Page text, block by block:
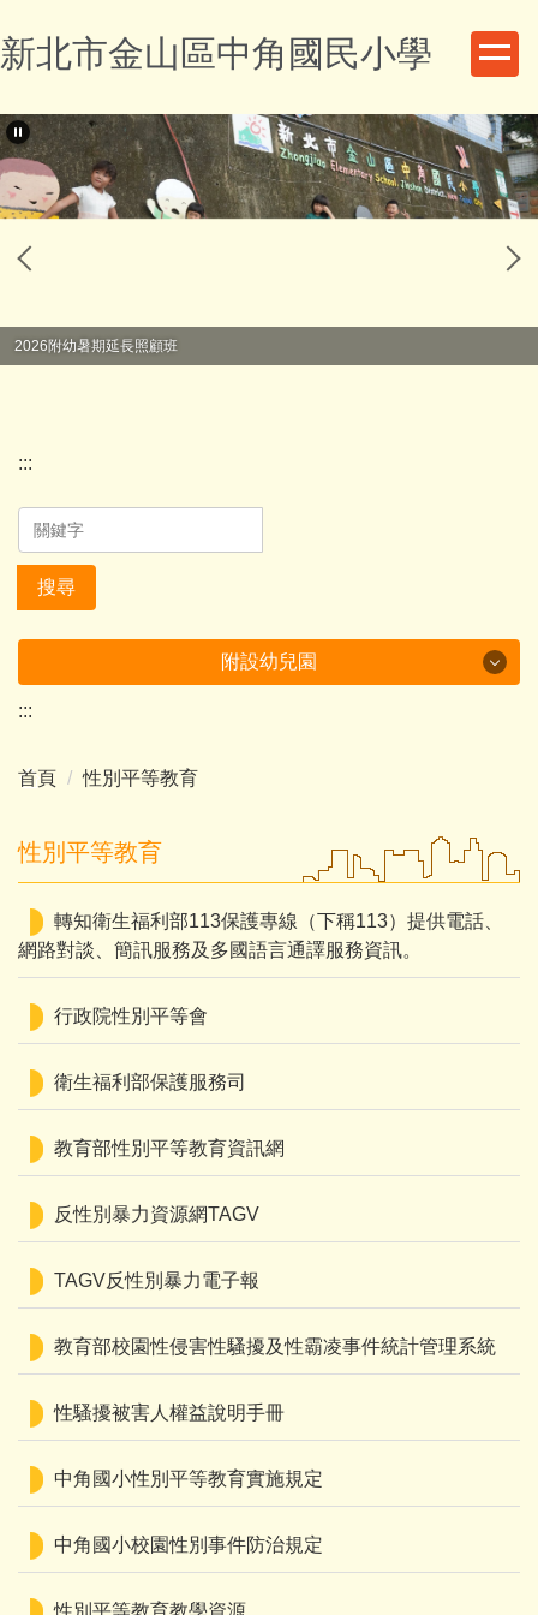
到
主
內
容
區
新北市金山區中角國民小學
2026附幼暑期延長照顧班
:::
搜尋
附設幼兒園
行政及成果
課程計畫
環境教育成果
家庭教育成果
校園食材登錄平臺
線上學習專區
檔案下載
附設幼兒園活動Facebook連結
:::
首頁 性別平等教育
性別平等教育
轉知衛生福利部113保護專線（下稱113）提供電話、
網路對談、簡訊服務及多國語言通譯服務資訊。
行政院性別平等會
衛生福利部保護服務司
教育部性別平等教育資訊網
反性別暴力資源網TAGV
TAGV反性別暴力電子報
教育部校園性侵害性騷擾及性霸凌事件統計管理系統
性騷擾被害人權益說明手冊
中角國小性別平等教育實施規定
中角國小校園性別事件防治規定